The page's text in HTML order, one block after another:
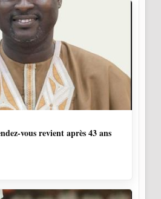
vous revient après 43 ans